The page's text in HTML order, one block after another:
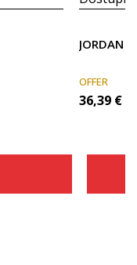
JORDAN
OFFER
36,39 €